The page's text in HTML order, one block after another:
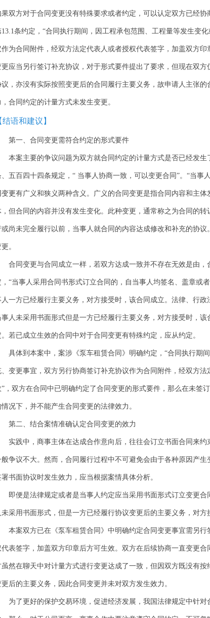
果双方对于合同变更没有特殊要求或者约定，可以认定双方已经
13.1条约定，“合同执行期间，因工程承包范围、工程量等发生变
作为合同附件，经双方法定代表人或者授权代表签字，加盖双方
更应当另行签订补充协议，对于形式要件提出了要求，但现在双
议，亦没有实际按照变更后的合同履行主要义务，故申请人主张
，合同约定的计量方式未发生变更。
结语和建议】
第一、合同变更需符合约定的形式要件
本案主要的争议问题为双方就合同约定的计量方式是否已经发
、五百四十四条规定，“ 当事人协商一致，可以变更合同”。“当事
变更有广义和狭义两种含义。广义的合同变更是指合同内容和主
，但合同的内容并没有发生变化。此种变更，通常称之为合同的
或尚未完全履行以前，当事人就合同的内容达成修改和补充的协
。
合同变更与合同成立一样，若双方达成一致并不存在无效是由，
，“当事人采用合同书形式订立合同的，自当事人均签名、盖章或
人一方已经履行主要义务，对方接受时，该合同成立。法律、行
事人未采用书面形式但是一方已经履行主要义务，对方接受时，
。若已成立生效的合同中对于合同变更有特殊约定，应从约定。
具体到本案中，案涉《泵车租赁合同》明确约定，“合同执行期
、变更事宜，双方另行协商签订补充协议作为合同附件，经双方
”，双方在合同中已明确约定了合同变更的形式要件，那么在未签
情况下，并不能产生合同变更的法律效力。
第二、结合案情准确认定合同变更的效力
实践中，商事主体在达成合作意向后，往往会订立书面合同来
般争议不大。然而，合同履行过程中不可避免会由于各种原因产
署书面协议时发生效力，应当根据案情具体分析。
即便是法律规定或者是当事人约定应当采用书面形式订立变更
未采用书面形式，但是一方已经履行协议变更后的主要义务，对方
本案双方已在《泵车租赁合同》中明确约定合同变更事宜需另
代表签字，加盖双方印章后方可生效。双方在后续协商一直变更
虽然在聊天中对计量方式进行变更达成了一致，但因双方既没有
更后的主要义务，因此合同变更并未对双方发生效力。
为了更好的保护交易环境，促进经济发展，我国法律规定中针